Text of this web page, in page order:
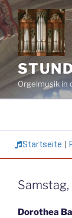
Zum
Inhalt
springen
Orgelmusik in
Startseite
Samstag,
Dorothea